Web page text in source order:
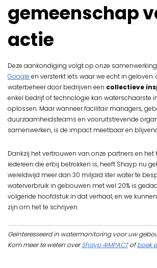
gemeenschap
actie
Deze aankondiging volgt op onze
Google en versterkt iets waar we echt in geloven:
waterbeheer door bedrijven een collectieve
enkel bedrijf of technologie kan waterschaarste
oplossen. Maar wanneer facilitair managers,
duurzaamheidsteams en vooruitstrevende
samenwerken, is de impact meetbaar en
Dankzij het vertrouwen van onze partners en het
iedereen die erbij betrokken is, heeft Shayp nu
wereldwijd meer dan 30 miljard liter water te
waterverbruik in gebouwen met wel 20% is
volgende hoofdstuk in dat verhaal, en we
zijn om het te schrijven.
Geïnteresseerd in watermonitoring voor uw
Kom meer te weten over Shayp 4IMPACTof boek